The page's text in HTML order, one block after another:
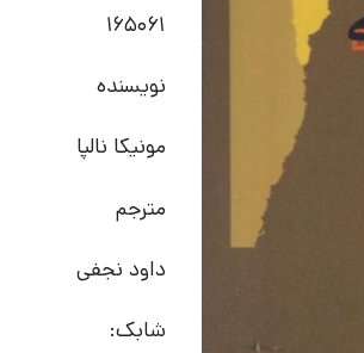
165061
نویسنده
مونیکا نالپا
مترجم
داود نجفی
شابک: